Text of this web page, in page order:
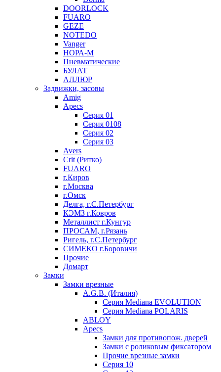
DOORLOCK
FUARO
GEZE
NOTEDO
Vanger
НОРА-М
Пневматические
БУЛАТ
АЛЛЮР
Задвижки, засовы
Amig
Apecs
Серия 01
Серия 0108
Серия 02
Серия 03
Avers
Crit (Ритко)
FUARO
г.Киров
г.Москва
г.Омск
Делга, г.С.Петербург
КЭМЗ г.Ковров
Металлист г.Кунгур
ПРОСАМ, г.Рязань
Ригель, г.С.Петербург
СИМЕКО г.Боровичи
Прочие
Домарт
Замки
Замки врезные
A.G.B. (Италия)
Серия Mediana EVOLUTION
Серия Mediana POLARIS
ABLOY
Apecs
Замки для противопож. дверей
Замки с роликовым фиксатором
Прочие врезные замки
Серия 10